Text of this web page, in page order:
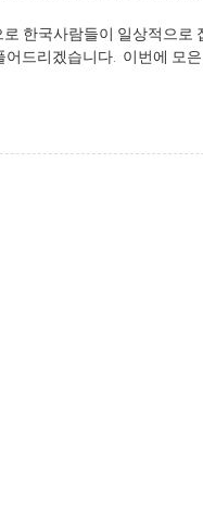
한국사람들이 일상적으로
드리겠습니다. 이번에 모